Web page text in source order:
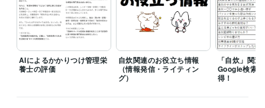
経験職種
ライフスタイル・その他 / その他 経験年数 : 18年
個人 2025年1月 ~ 現在
（Kindle）
AIによるかかりつけ管理栄
養士の評価
自炊関連のお役立ち情報
（情報発信・ライティン
グ）
「自炊」関
Google検索
得！